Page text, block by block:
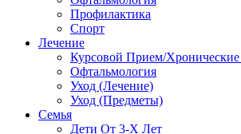
Профилактика
Спорт
Лечение
Курсовой Прием/Хронические
Офтальмология
Уход (Лечение)
Уход (Предметы)
Семья
Дети От 3-Х Лет